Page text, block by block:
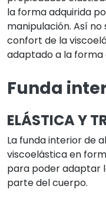
la forma adquirida
manipulación. Así
confort de la
adaptado a la forma
Funda
ELÁSTICA Y
La funda interior de
viscoelástica en
para poder adaptar
parte del cuerpo.